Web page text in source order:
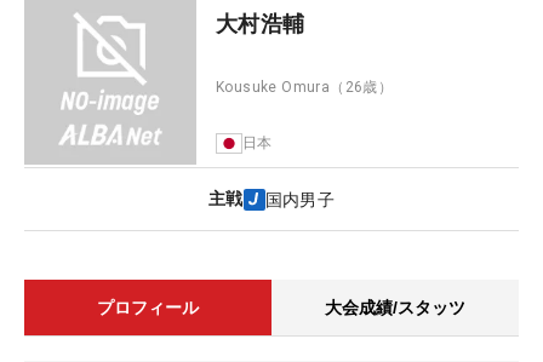
大村浩輔
Kousuke Omura （26歳）
日本
主戦 国内男子
プロフィール 大会成績/スタッツ